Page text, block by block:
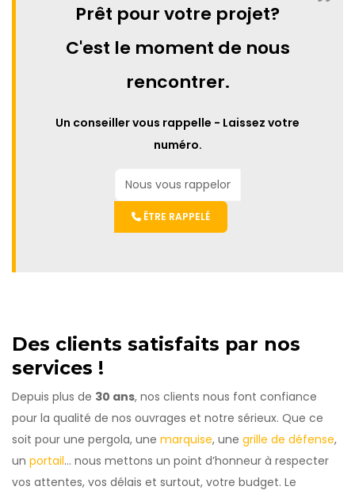
Prêt pour votre projet?
C'est le moment de nous
rencontrer.
Un conseiller vous rappelle - Laissez votre
numéro.
ÊTRE RAPPELÉ
Des clients satisfaits par nos
services !
Depuis plus de 30 ans, nos clients nous font confiance
pour la qualité de nos ouvrages et notre sérieux. Que ce
soit pour une pergola, une marquise, une grille de défense,
un portail… nous mettons un point d’honneur à respecter
vos attentes, vos délais et surtout, votre budget. Le